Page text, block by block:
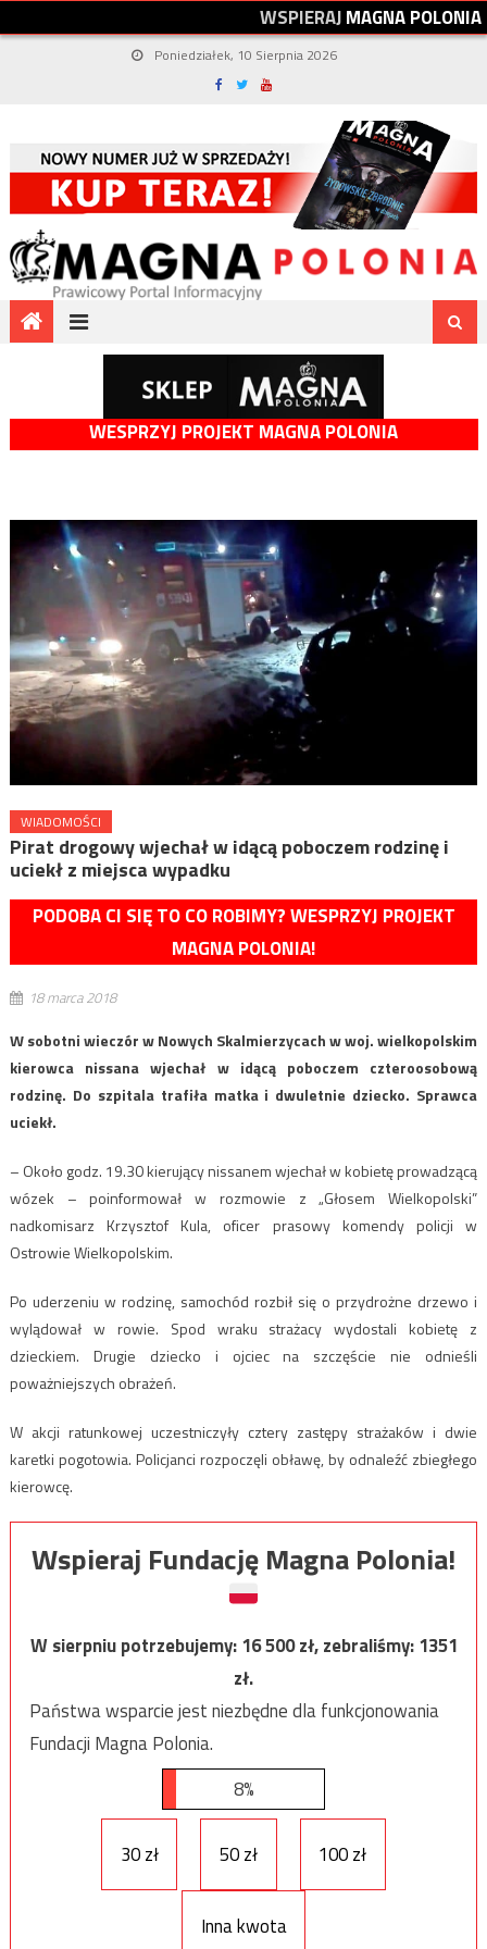
WSPIERAJMAGNAPOLONIA
Poniedziałek, 10 Sierpnia 2026
WESPRZYJ PROJEKT MAGNA POLONIA
WIADOMOŚCI
Pirat drogowy wjechał w idącą poboczem rodzinę i
uciekł z miejsca wypadku
PODOBA CI SIĘ TO CO ROBIMY? WESPRZYJ PROJEKT
MAGNA POLONIA!
18 marca 2018
W sobotni wieczór w Nowych Skalmierzycach w woj. wielkopolskim
kierowca nissana wjechał w idącą poboczem czteroosobową
rodzinę. Do szpitala trafiła matka i dwuletnie dziecko. Sprawca
uciekł.
– Około godz. 19.30 kierujący nissanem wjechał w kobietę prowadzącą
wózek – poinformował w rozmowie z „Głosem Wielkopolski”
nadkomisarz Krzysztof Kula, oficer prasowy komendy policji w
Ostrowie Wielkopolskim.
Po uderzeniu w rodzinę, samochód rozbił się o przydrożne drzewo i
wylądował w rowie. Spod wraku strażacy wydostali kobietę z
dzieckiem. Drugie dziecko i ojciec na szczęście nie odnieśli
poważniejszych obrażeń.
W akcji ratunkowej uczestniczyły cztery zastępy strażaków i dwie
karetki pogotowia. Policjanci rozpoczęli obławę, by odnaleźć zbiegłego
kierowcę.
Wspieraj Fundację Magna Polonia!
W sierpniu potrzebujemy:16 500zł, zebraliśmy:1351
zł.
Państwa wsparcie jest niezbędne dla funkcjonowania
Fundacji Magna Polonia.
8%
30 zł 50 zł 100 zł
Inna kwota